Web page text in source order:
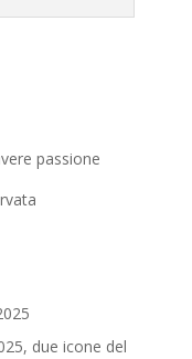
passione
due icone del